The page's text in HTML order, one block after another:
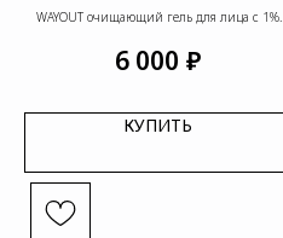
WAYOUT очищающий гель для лица с 1%
6 000 ₽
КУПИТЬ